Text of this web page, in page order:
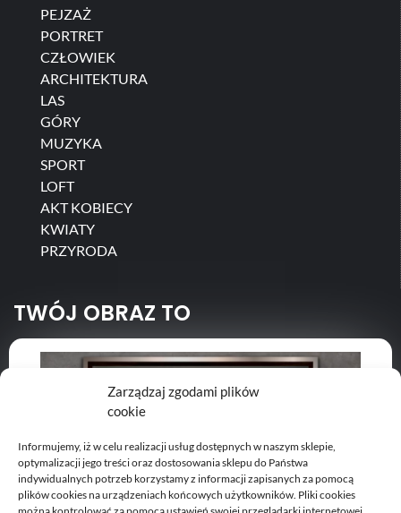
Zarządzaj zgodami plików
cookie
Informujemy, iż w celu realizacji usług dostępnych w naszym sklepie,
optymalizacji jego treści oraz dostosowania sklepu do Państwa
indywidualnych potrzeb korzystamy z informacji zapisanych za pomocą
plików cookies na urządzeniach końcowych użytkowników. Pliki cookies
PEJZAŻ
PORTRET
CZŁOWIEK
ARCHITEKTURA
LAS
GÓRY
MUZYKA
SPORT
LOFT
AKT KOBIECY
KWIATY
PRZYRODA
TWÓJ OBRAZ TO